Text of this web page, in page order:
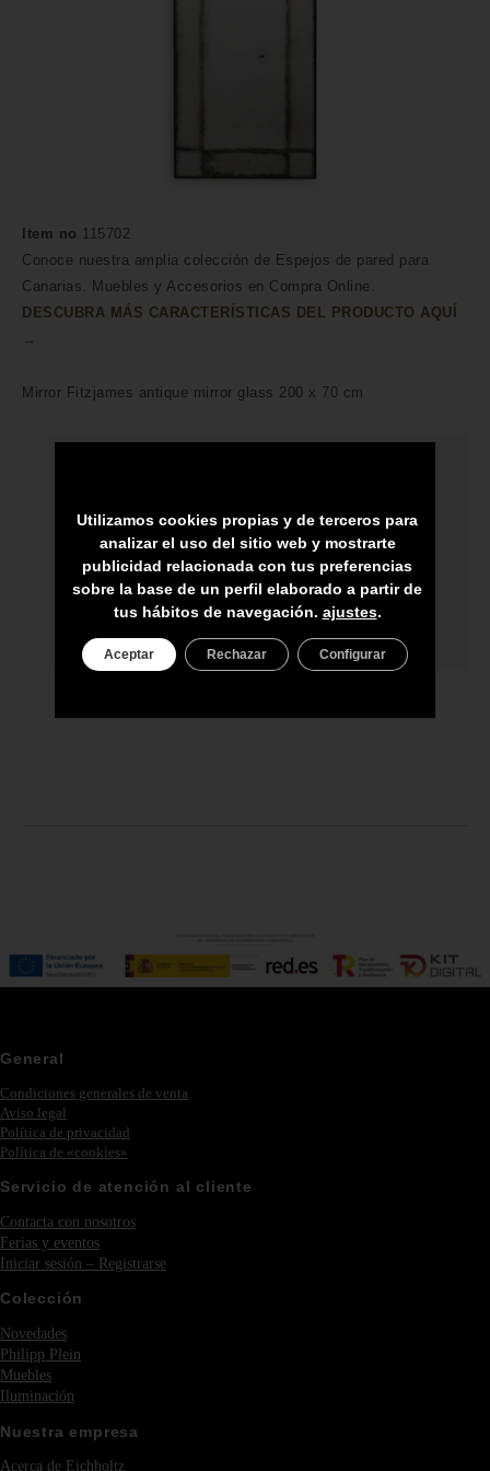
Item no 115702
Conoce nuestra amplia colección de Espejos de pared para
Canarias. Muebles y Accesorios en Compra Online.
DESCUBRA MÁS CARACTERÍSTICAS DEL PRODUCTO AQUÍ
→
Mirror Fitzjames antique mirror glass 200 x 70 cm
ENVÍO A TODA CANARIAS
ASESORAMIENTO PERSONAL
PRECIO DEL PRODUCTO NO INCLUYE
IGIC
General
Condiciones generales de venta
Aviso legal
Política de privacidad
Política de «cookies»
Servicio de atención al cliente
Contacta con nosotros
Ferias y eventos
Iniciar sesión – Registrarse
Colección
Novedades
Philipp Plein
Muebles
Iluminación
Nuestra empresa
Acerca de Eichholtz
Utilizamos cookies propias y de terceros para
analizar el uso del sitio web y mostrarte
publicidad relacionada con tus preferencias
sobre la base de un perfil elaborado a partir de
tus hábitos de navegación. ajustes.
Aceptar Rechazar Configurar